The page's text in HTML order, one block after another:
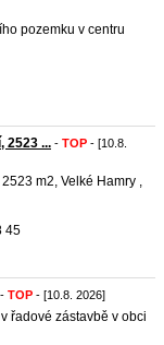
pozemku v centru
2523 ... - TOP - [10.8.
m2, Velké Hamry ,
45
- TOP - [10.8. 2026]
řadové zástavbě v obci